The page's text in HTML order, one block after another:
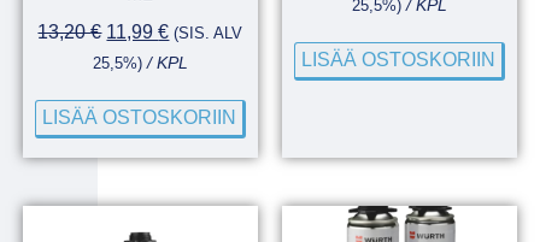
13,20€ 11,99€ (SIS. ALV
25,5%)/ KPL
LISÄÄ OSTOSKORIIN
25,5%) / KPL
LISÄÄ OSTOSKORIIN